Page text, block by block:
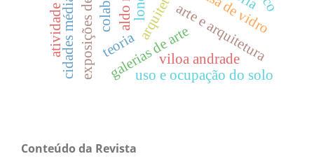
arte e arquitetura
galerias de arte
uso e ocupação do solo
viloa andrade
teoria
Conteúdo da Revista